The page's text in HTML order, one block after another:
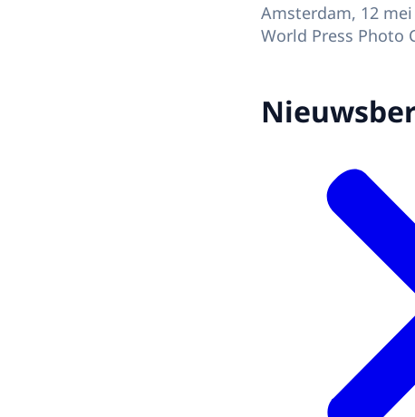
Amsterdam, 12
World Press Photo